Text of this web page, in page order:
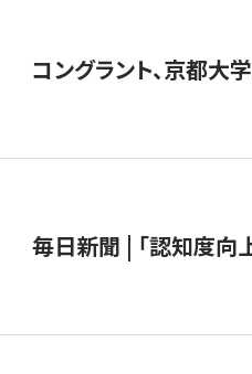
コングラント、京都大
毎日新聞 | 「認知度